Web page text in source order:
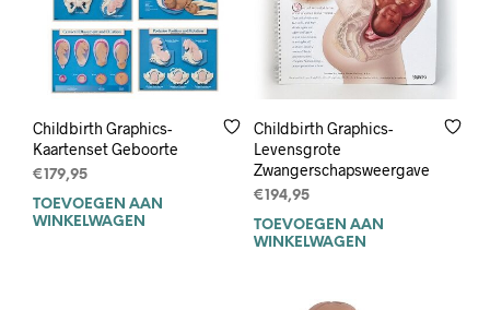
Childbirth Graphics-
Kaartenset Geboorte
€179,95
TOEVOEGEN AAN
WINKELWAGEN
Childbirth Graphics-
Levensgrote
Zwangerschapsweergave
€194,95
TOEVOEGEN AAN
WINKELWAGEN